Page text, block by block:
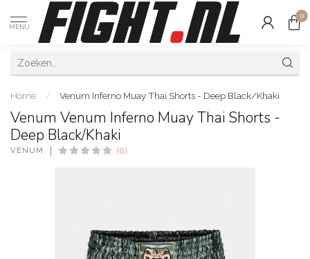
MENU
0
Home / Venum Inferno Muay Thai Shorts - Deep Black/Khaki
Venum Venum Inferno Muay Thai Shorts -
Deep Black/Khaki
VENUM (0)